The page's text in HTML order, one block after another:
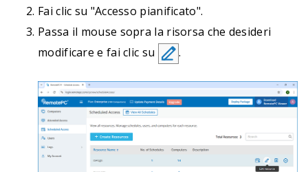
Fai clic su "Accesso pianificato".
Passa il mouse sopra la risorsa che desideri
modificare e fai clic su
.